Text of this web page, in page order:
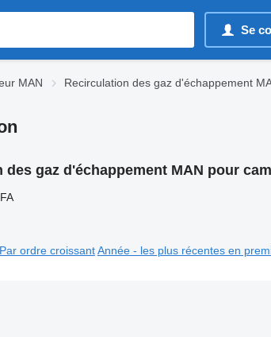
Se
MAN Recirculation des gaz d'échappement
des gaz d'échappement MAN pour
Par ordre croissant Année - les plus récentes en